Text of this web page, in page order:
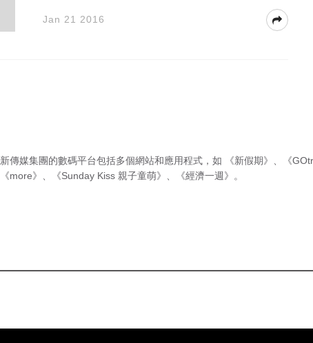
Jan 21 2016
新傳媒集團的數碼平台包括多個網站和應用程式，如 《新假期》
《
《more》
《Sunday Kiss 親子童萌》 《經濟一週》 。